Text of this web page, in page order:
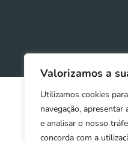
Valorizamos a
Utilizamos cookies
navegação,
e analisar o nosso
concorda com a